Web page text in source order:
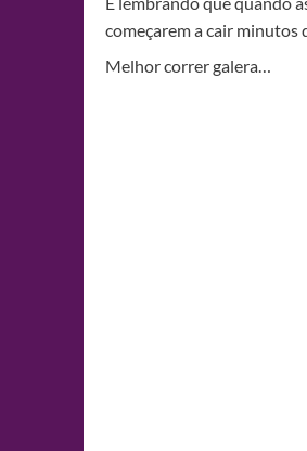
começarem a cair minutos
Melhor correr galera…